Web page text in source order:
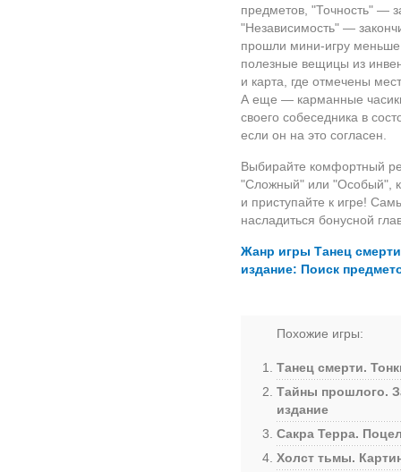
предметов, "Точность" —
"Независимость" —
прошли мини-игру
полезные вещицы из
и карта, где отмечены
А еще — карманные
своего собеседника в
если он на это согласен.
Выбирайте комфортный
"Сложный" или "Особый",
и приступайте к игре!
насладиться бонусной
Жанр игры Танец
издание: Поиск
Похожие игры:
Танец смерти.
Тайны прошлого.
издание
Сакра Терра.
Холст тьмы.